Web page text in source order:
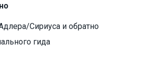
Сириуса и обратно
гида